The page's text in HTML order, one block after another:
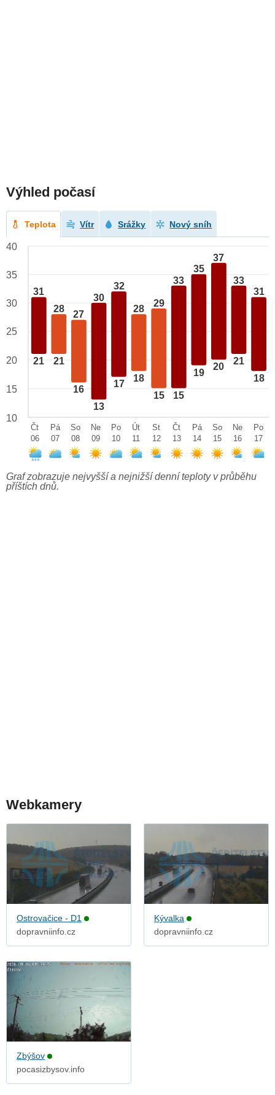
Výhled počasí
Teplota Vítr Srážky Nový sníh
31
21
28
21
27
16
30
13
32
17
28
18
29
15
33
15
35
19
37
20
33
21
31
18
40
35
30
25
20
15
10
Čt
06
Pá
07
So
08
Ne
09
Po
10
Út
11
St
12
Čt
13
Pá
14
So
15
Ne
16
Po
17
Graf zobrazuje nejvyšší a nejnižší denní teploty v průběhu
příštích dnů.
Webkamery
Ostrovačice - D1
dopravniinfo.cz
Kývalka
dopravniinfo.cz
Zbýšov
pocasizbysov.info